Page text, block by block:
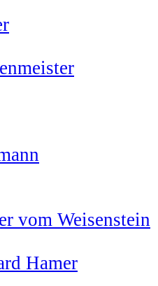
vom Weisenstein
Hamer